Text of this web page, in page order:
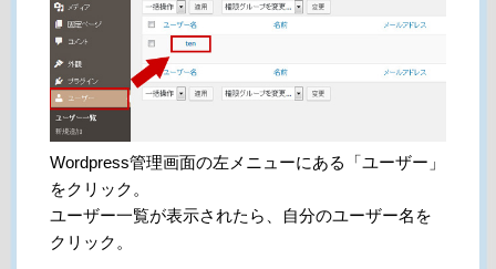
Wordpress管理画面の左メニューにある「ユーザー」
をクリック。
ユーザー一覧が表示されたら、自分のユーザー名を
クリック。